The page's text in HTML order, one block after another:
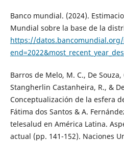
Banco mundial. (2024).
Mundial sobre la base de la
https://datos.bancomundial.org/
Barros de Melo, M. C., De Souza,
Stangherlin Castanheira, R., &
Conceptualización de la esfera
Fátima dos Santos & A.
telesalud en América Latina.
actual (pp. 141-152). Naciones